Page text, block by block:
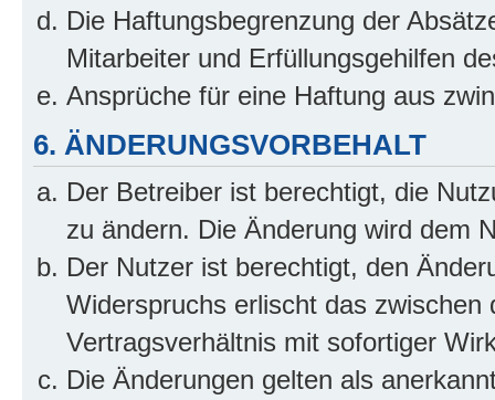
Die Haftungsbegrenzung der
Mitarbeiter und Erfüllungsgehilfen
Ansprüche für eine Haftung aus
6. ÄNDERUNGSVORBEHALT
Der Betreiber ist berechtigt, die
zu ändern. Die Änderung wird dem
Der Nutzer ist berechtigt, den
Widerspruchs erlischt das
Vertragsverhältnis mit sofortiger
Die Änderungen gelten als